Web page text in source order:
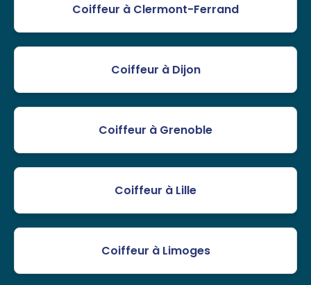
Coiffeur à Clermont-Ferrand
Coiffeur à Dijon
Coiffeur à Grenoble
Coiffeur à Lille
Coiffeur à Limoges